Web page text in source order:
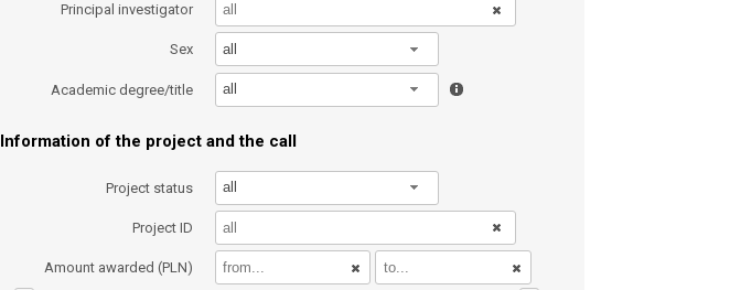
Principal investigator
Sex all
Academic degree/title all
Information of the project and the call
Project status all
Project ID
Amount awarded (PLN)